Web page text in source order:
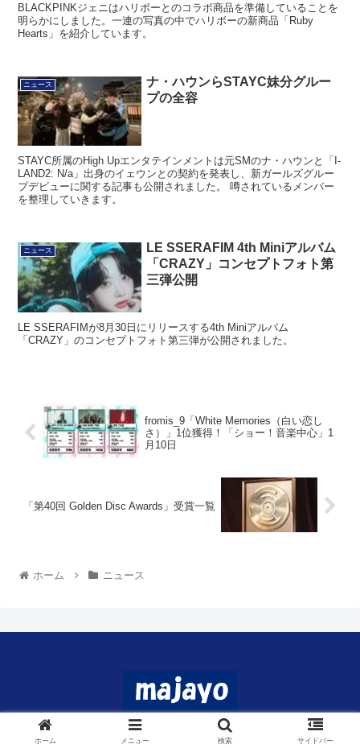
BLACKPINKジェニはハリボーとのコラボ商品を準備していることを
明らかにしました。一連の写真の中でハリボーの新商品「Ruby
Hearts」を紹介しています。
ニュース
ナ・ハウンらSTAYC妹分グルー
プの全容
STAYC所属のHigh Upエンタテインメントは元SMのナ・ハウンと「I-
LAND2: N/a」出身のイェウンとの契約を発表し、新ガールズグルー
プデビューに関する記事も公開されました。 噂されているメンバー
を整理していきます。
ニュース
LE SSERAFIM 4th Miniアルバム
「CRAZY」コンセプトフォト第
三弾公開
LE SSERAFIMが8月30日にリリースする4th Miniアルバム
「CRAZY」のコンセプトフォト第三弾が公開されました。
fromis_9「White Memories（白い恋し
さ）」1位獲得！「ショー！音楽中心」1
月10日
「第40回 Golden Disc Awards」受賞一覧
ホーム ニュース
© 2024 マジャヨ.
ホーム メニュー 検索 サイドバー